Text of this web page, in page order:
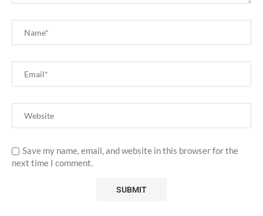
Save my name, email, and website in this browser for the
next time I comment.